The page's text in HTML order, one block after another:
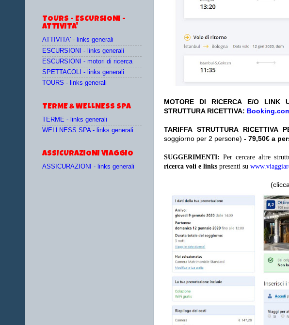
MOTORE DI RICERCA E/O LINK
STRUTTURA RICETTIVA:
TARIFFA STRUTTURA RICETTIVA
soggiorno per 2 persone) - 79,50€ a
SUGGERIMENTI: Per cercare altre
ricerca voli e links presenti su
TOURS - ESCURSIONI -
ATTIVITA'
ATTIVITA' - links generali
ESCURSIONI - links generali
ESCURSIONI - motori di ricerca
SPETTACOLI - links generali
TOURS - links generali
TERME & WELLNESS SPA
TERME - links generali
WELLNESS SPA - links generali
ASSICURAZIONI VIAGGIO
ASSICURAZIONI - links generali